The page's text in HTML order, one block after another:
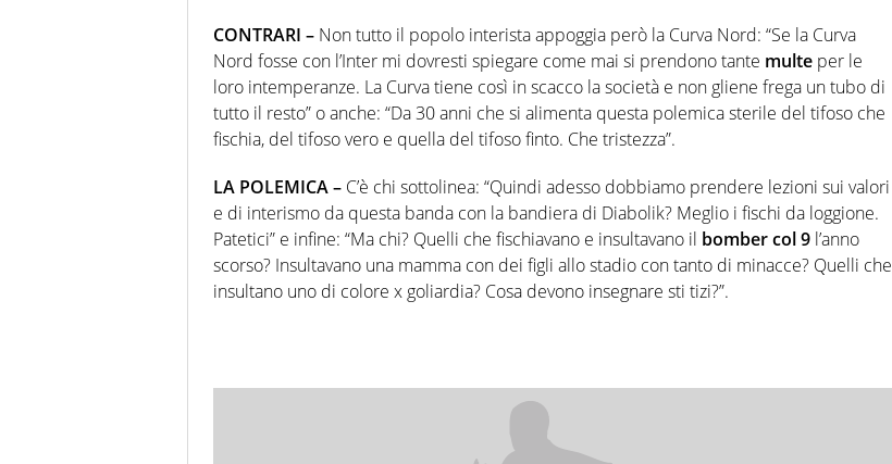
CONTRARI – Non tutto il popolo interista appoggia però la Curva Nord: “Se la Curva
Nord fosse con l’Inter mi dovresti spiegare come mai si prendono tante multe per le
loro intemperanze. La Curva tiene così in scacco la società e non gliene frega un tubo di
tutto il resto” o anche: “Da 30 anni che si alimenta questa polemica sterile del tifoso che
fischia, del tifoso vero e quella del tifoso finto. Che tristezza”.
LA POLEMICA – C’è chi sottolinea: “Quindi adesso dobbiamo prendere lezioni sui valori
e di interismo da questa banda con la bandiera di Diabolik? Meglio i fischi da loggione.
Patetici” e infine: “Ma chi? Quelli che fischiavano e insultavano il bomber col 9 l’anno
scorso? Insultavano una mamma con dei figli allo stadio con tanto di minacce? Quelli che
insultano uno di colore x goliardia? Cosa devono insegnare sti tizi?”.